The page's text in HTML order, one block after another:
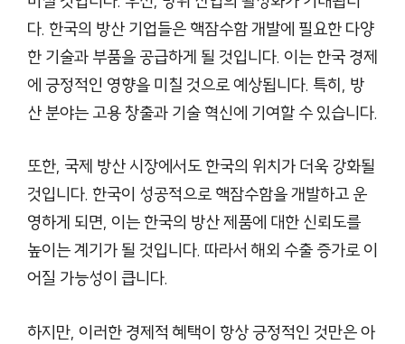
다. 한국의 방산 기업들은 핵잠수함 개발에 필요한 다양
한 기술과 부품을 공급하게 될 것입니다. 이는 한국 경제
에 긍정적인 영향을 미칠 것으로 예상됩니다. 특히, 방
산 분야는 고용 창출과 기술 혁신에 기여할 수 있습니다.
또한, 국제 방산 시장에서도 한국의 위치가 더욱 강화될
것입니다. 한국이 성공적으로 핵잠수함을 개발하고 운
영하게 되면, 이는 한국의 방산 제품에 대한 신뢰도를
높이는 계기가 될 것입니다. 따라서 해외 수출 증가로 이
어질 가능성이 큽니다.
하지만, 이러한 경제적 혜택이 항상 긍정적인 것만은 아